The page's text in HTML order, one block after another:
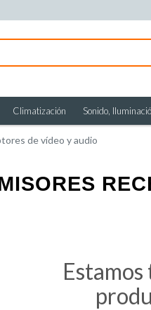
Climatización Sonido,
de vídeo y audio